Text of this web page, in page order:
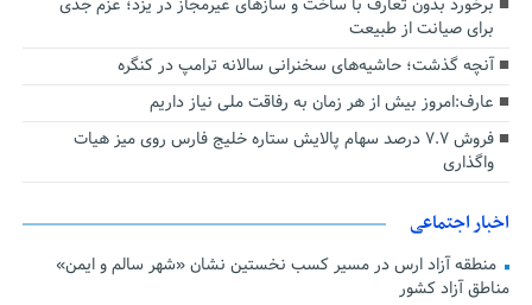
برخورد بدون تعارف با ساخت‌ و سازهای غیرمجاز در یزد؛ عزم جدی
برای صیانت از طبیعت
آنچه گذشت؛ حاشیه‌های سخنرانی سالانه ترامپ در کنگره
عارف:امروز بیش از هر زمان به رفاقت ملی نیاز داریم
فروش ۷.۷ درصد سهام پالایش ستاره خلیج فارس روی میز هیات
واگذاری
اخبار اجتماعی
منطقه آزاد ارس در مسیر کسب نخستین نشان «شهر سالم و ایمن»
مناطق آزاد کشور